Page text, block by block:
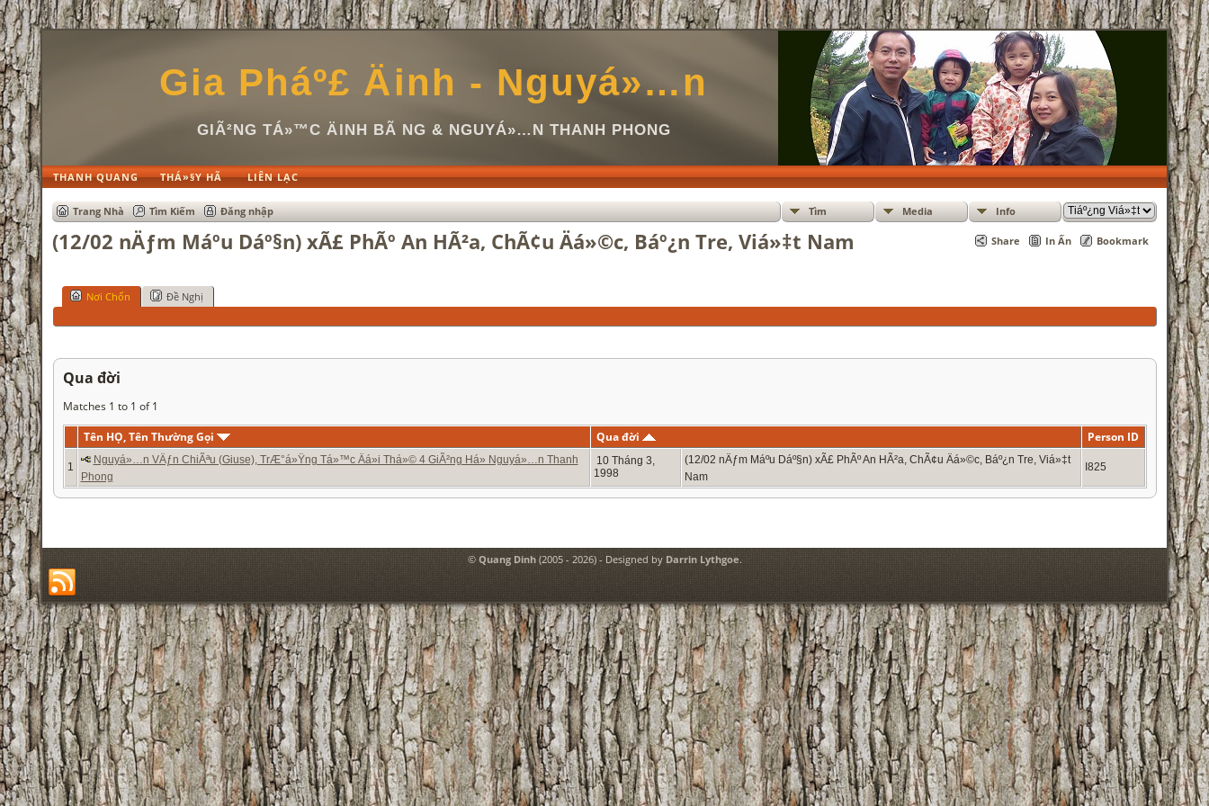
Gia Pháº£ Äinh - Nguyá»…n
GIÃ²NG TÁ»™C ÄINH BÃ NG & NGUYÁ»…N THANH PHONG
THANH QUANG THÁ»§Y HÃ LIÊN LẠC
Trang Nhà Tìm Kiếm Đăng nhập Tìm Media Info
Share In Ấn Bookmark
(12/02 nÄƒm Máº­u Dáº§n) xÃ£ PhÃº An HÃ²a, ChÃ¢u Äá»©c, Báº¿n Tre, Viá»‡t Nam
Nơi Chốn Đề Nghị
Qua đời
Matches 1 to 1 of 1
Tên HỌ, Tên Thường Gọi
Qua đời Person ID
1
Nguyá»…n VÄƒn ChiÃªu (Giuse), TrÆ°á»Ÿng Tá»™c Äá»i Thá»© 4 GiÃ²ng Há» Nguyá»…n Thanh
Phong
10 Tháng 3,
1998
(12/02 nÄƒm Máº­u Dáº§n) xÃ£ PhÃº An HÃ²a, ChÃ¢u Äá»©c, Báº¿n Tre, Viá»‡t
Nam
I825
© Quang Dinh(2005 - 2026) - Designed by Darrin Lythgoe.